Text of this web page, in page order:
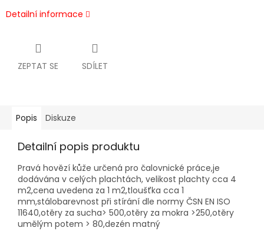
Detailní informace
ZEPTAT SE SDÍLET
Popis Diskuze
Detailní popis produktu
Pravá hovězí kůže určená pro čalovnické práce,je
dodávána v celých plachtách, velikost plachty cca 4
m2,cena uvedena za 1 m2,tloušťka cca 1
mm,stálobarevnost při stírání dle normy ČSN EN ISO
11640,otěry za sucha> 500,otěry za mokra >250,otěry
umělým potem > 80,dezén matný